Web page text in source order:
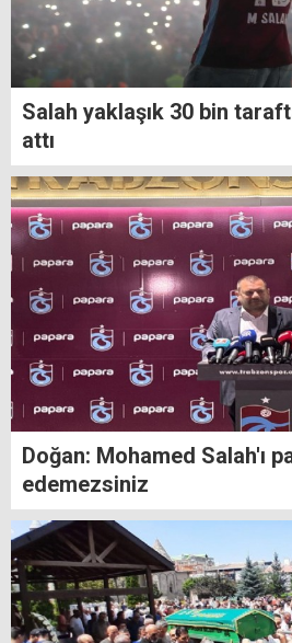
Salah yaklaşık 30 bin
attı
Doğan: Mohamed Salah'ı
edemezsiniz